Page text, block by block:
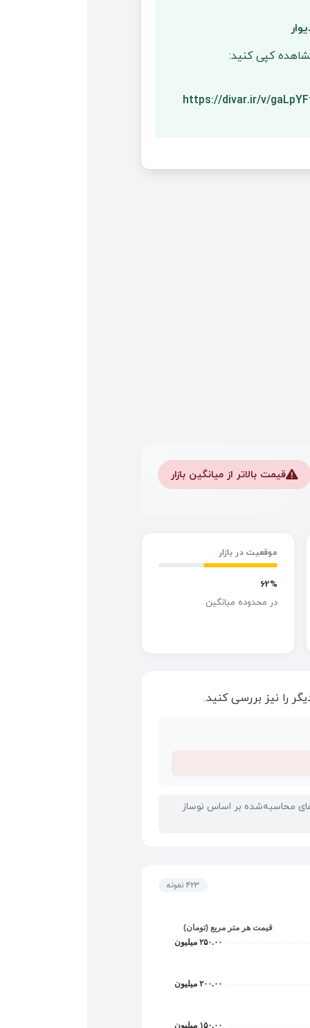
کپی کنید:
https://divar.ir/v/
⚠️قیمت بالاتر از میانگین بازار
موقعیت در بازار
62%
در محدوده میانگین
را نیز بررسی کنید.
شده است. قیمت‌های محاسبه‌شده بر اساس نوساز
423 نمونه